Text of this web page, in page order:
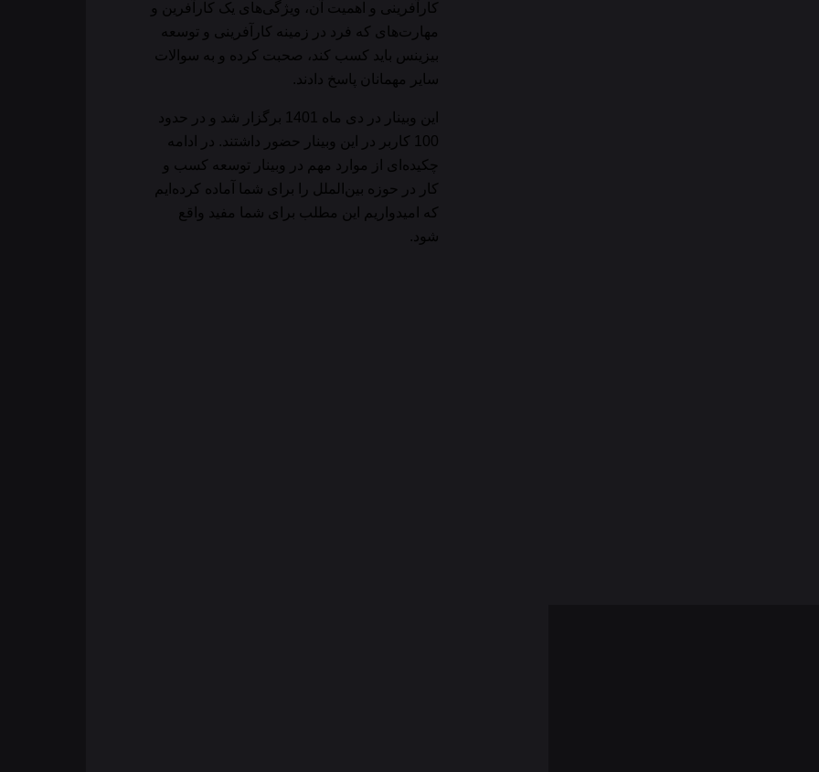
کارآفرینی و اهمیت آن، ویژگی‌های یک کارآفرین و
مهارت‌های که فرد در زمینه کارآفرینی و توسعه
بیزینس باید کسب کند، صحبت کرده و به سوالات
سایر مهمانان پاسخ دادند.
این وبینار در دی ماه 1401 برگزار شد و در حدود
100 کاربر در این وبینار حضور داشتند. در ادامه
چکیده‌ای از موارد مهم در وبینار توسعه کسب و
کار در حوزه بین‌الملل را برای شما آماده کرده‌ایم
که امیدواریم این مطلب برای شما مفید واقع
شود.